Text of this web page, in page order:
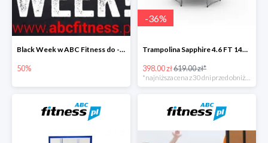
Black Week w ABC Fitness do -50%
50%
-36%
Trampolina Sapphire 4.6 FT 140 cm
398.00 zł619.00 zł*